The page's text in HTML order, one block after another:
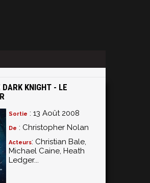
KNIGHT - LE
Sortie : 13 Août 2008
De : Christopher Nolan
Acteurs: Christian Bale,
Michael Caine, Heath
Ledger...